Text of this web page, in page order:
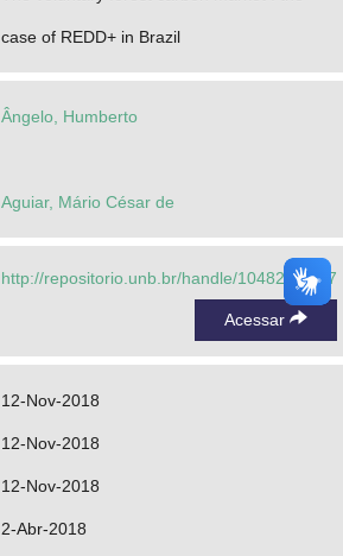
case of REDD+ in Brazil
Ângelo, Humberto
Aguiar, Mário César de
http://repositorio.unb.br/handle/10482/33037
Acessar
12-Nov-2018
12-Nov-2018
12-Nov-2018
2-Abr-2018